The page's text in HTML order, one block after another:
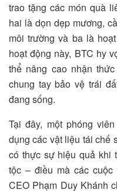
trao tặng các món quà
hai là dọn dẹp mương,
môi trường và ba là
hoạt động này, BTC hy
thể nâng cao nhận
chung tay bảo vệ trái
đang sống.
Tại đây, một phóng
dụng các vật liệu tái chế
có thực sự hiệu quả khi
tộc – điều mà các
CEO Phạm Duy Khánh